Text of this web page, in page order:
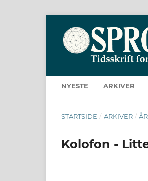
NYESTE ARKIVER
STARTSIDE / ARKIVER /
Kolofon -